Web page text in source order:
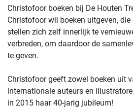
Christofoor boeken bij De Houten
Christofoor wil boeken uitgeven,
stellen zich zelf innerlijk te
verbreden, om daardoor de
te geven.
Christofoor geeft zowel boeken uit
internationale auteurs en
in 2015 haar 40-jarig jubileum!